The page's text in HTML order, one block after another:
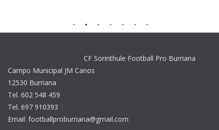
CF Sorinthule Football Pro Burriana
Campo Municipal JM Canos
12530 Burriana
Tel. 602 548 459
Tel. 697 910393
Email: footballproburriana@gmail.com